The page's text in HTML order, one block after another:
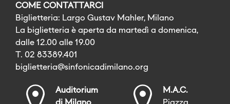
COME CONTATTARCI
Biglietteria: Largo Gustav Mahler, Milano
La biglietteria è aperta da martedì a domenica,
dalle 12.00 alle 19.00
T. 02 83389.401
biglietteria@sinfonicadimilano.org
Auditorium
M.A.C.